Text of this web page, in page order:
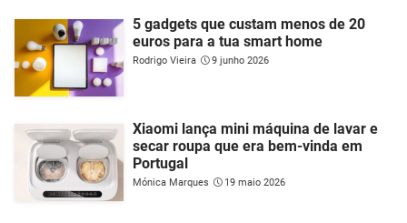
5 gadgets que custam menos de 20
euros para a tua smart home
Rodrigo Vieira 9 junho 2026
Xiaomi lança mini máquina de lavar e
secar roupa que era bem-vinda em
Portugal
Mónica Marques 19 maio 2026